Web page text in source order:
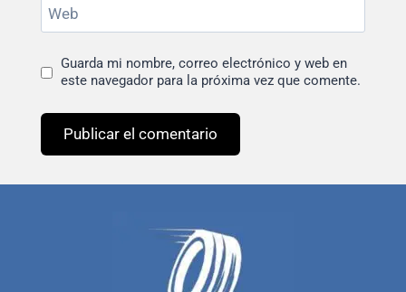
Web
Guarda mi nombre, correo electrónico y web en
este navegador para la próxima vez que comente.